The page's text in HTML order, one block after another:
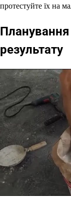
протестуйте їх на
Планування
результату